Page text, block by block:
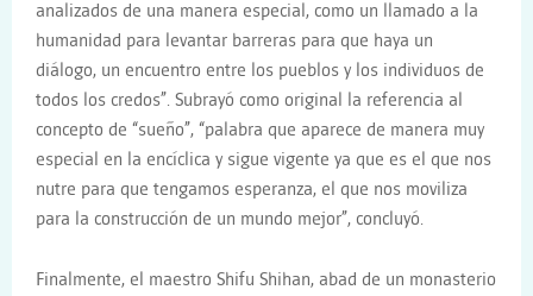
analizados de una manera especial, como un llamado a la
humanidad para levantar barreras para que haya un
diálogo, un encuentro entre los pueblos y los individuos de
todos los credos”. Subrayó como original la referencia al
concepto de “sueño”, “palabra que aparece de manera muy
especial en la encíclica y sigue vigente ya que es el que nos
nutre para que tengamos esperanza, el que nos moviliza
para la construcción de un mundo mejor”, concluyó.
Finalmente, el maestro Shifu Shihan, abad de un monasterio